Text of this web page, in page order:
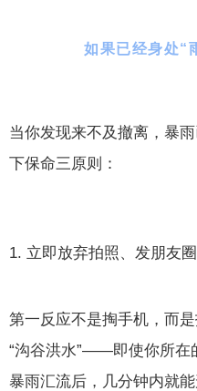
如果已经身处“
当你发现来不及撤离，暴
下保命三原则：
1. 立即放弃拍照、发朋友圈
第一反应不是掏手机，而
“沟谷洪水”——即使你所在
暴雨汇流后，几分钟内就能